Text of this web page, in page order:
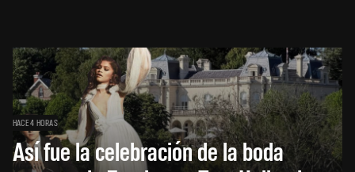
HACE 4 HORAS
Así fue la celebración de la boda